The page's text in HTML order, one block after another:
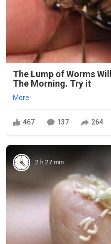
The Lump of Worms
The Morning. Try it
More
467 137 264
2 h 27 min